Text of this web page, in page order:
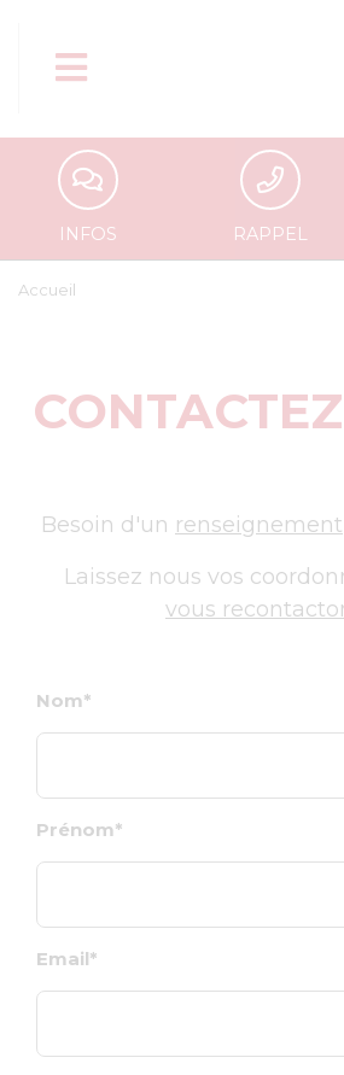
contenu
INFOS RAPPEL
Accueil
Besoin d'un renseignement
Laissez nous vos
vous
Nom
Prénom
Email